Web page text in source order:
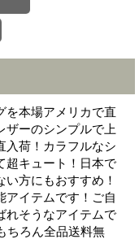
を本場アメリカで直
ザーのシンプルで上
入荷！カラフルなシ
超キュート！日本で
方にもおすすめ！
アイテムです！ご自
れそうなアイテムで
ちろん全品送料無